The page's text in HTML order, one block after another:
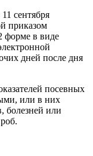
сентября
приказом
форме в виде
дней после дня
посевных
или в них
болезней или